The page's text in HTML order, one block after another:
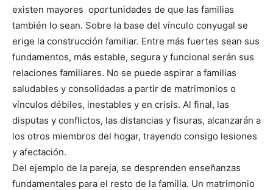
existen mayores oportunidades de que las familias
también lo sean. Sobre la base del vínculo conyugal se
erige la construcción familiar. Entre más fuertes sean sus
fundamentos, más estable, segura y funcional serán sus
relaciones familiares. No se puede aspirar a familias
saludables y consolidadas a partir de matrimonios o
vínculos débiles, inestables y en crisis. Al final, las
disputas y conflictos, las distancias y fisuras, alcanzarán a
los otros miembros del hogar, trayendo consigo lesiones
y afectación.
Del ejemplo de la pareja, se desprenden enseñanzas
fundamentales para el resto de la familia. Un matrimonio